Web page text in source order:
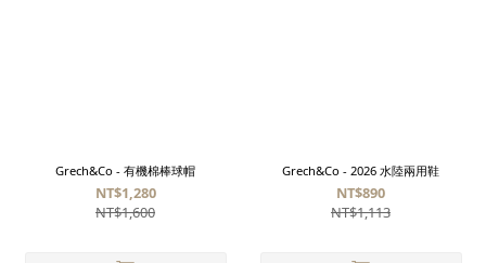
Grech&Co - 有機棉棒球帽
NT$1,280
NT$1,600
Grech&Co - 2026 水陸兩用鞋
NT$890
NT$1,113